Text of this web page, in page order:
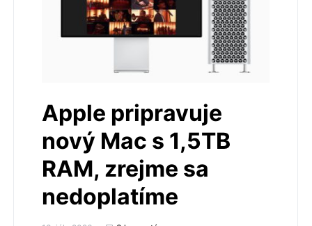
Apple pripravuje
nový Mac s 1,5TB
RAM, zrejme sa
nedoplatíme